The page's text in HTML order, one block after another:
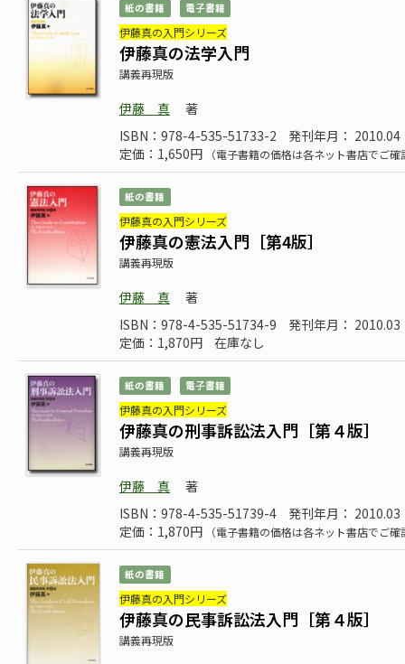
紙の書籍 電子書籍
伊藤真の入門シリーズ
伊藤真の法学入門
講義再現版
伊藤 真
著
ISBN：978-4-535-51733-2
発刊年月： 2010.04
定価：1,650円
（電子書籍の価格は各ネット書店でご
紙の書籍
伊藤真の入門シリーズ
伊藤真の憲法入門［第4版］
講義再現版
伊藤 真
著
ISBN：978-4-535-51734-9
発刊年月： 2010.03
定価：1,870円
在庫なし
紙の書籍 電子書籍
伊藤真の入門シリーズ
伊藤真の刑事訴訟法入門［第４版］
講義再現版
伊藤 真
著
ISBN：978-4-535-51739-4
発刊年月： 2010.03
定価：1,870円
（電子書籍の価格は各ネット書店でご
紙の書籍
伊藤真の入門シリーズ
伊藤真の民事訴訟法入門［第４版］
講義再現版